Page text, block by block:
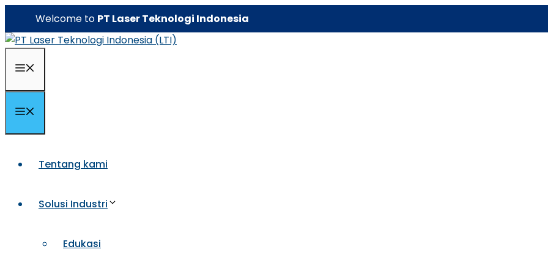
content
Welcome to PT Laser Teknologi Indonesia
Tentang kami
Solusi Industri
Edukasi